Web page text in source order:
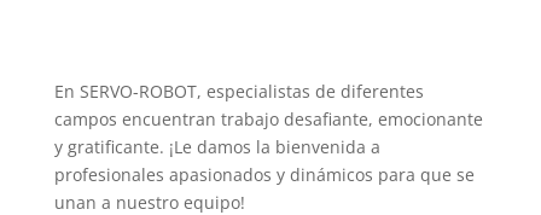
En SERVO-ROBOT, especialistas de diferentes
campos encuentran trabajo desafiante, emocionante
y gratificante. ¡Le damos la bienvenida a
profesionales apasionados y dinámicos para que se
unan a nuestro equipo!